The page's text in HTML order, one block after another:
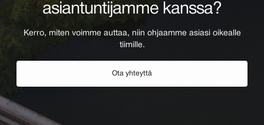
asiantuntijamme kanssa?
Kerro, miten voimme auttaa, niin ohjaamme asiasi oikealle
tiimille.
Ota yhteyttä